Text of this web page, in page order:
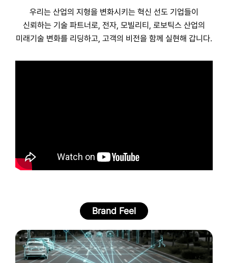
우리는 산업의 지형을 변화시키는 혁신 선도 기업들이
신뢰하는 기술 파트너로, 전자, 모빌리티, 로보틱스 산업의
미래기술 변화를 리딩하고, 고객의 비전을 함께 실현해 갑니다.
Brand Feel